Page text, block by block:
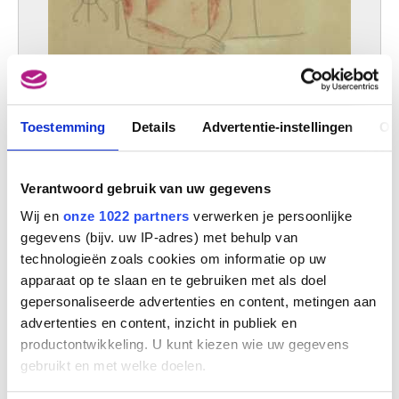
Toestemming Details Advertentie-instellingen
Verantwoord gebruik van uw gegevens
Wij en onze 1022 partners verwerken je persoonlijke
gegevens (bijv. uw IP-adres) met behulp van
technologieën zoals cookies om informatie op uw
apparaat op te slaan en te gebruiken met als doel
gepersonaliseerde advertenties en content, metingen aan
advertenties en content, inzicht in publiek en
productontwikkeling. U kunt kiezen wie uw gegevens
gebruikt en met welke doelen.
München (Duitsland) 1941
Lier 1901 - Terhulpen 1992
Dasveldt Jan
Amsterdam (Nederland) 1770 - 1855
Daubigny Charles-François
Parijs (Frankrijk) 1817 - 1878
Bitche, Moselle (Frankrijk) 1864 - Nancy, Meurthe-et-Moselle (Frankrijk)
1930
Daum Frères [LOANed Artworks]
Nancy, Meurthe-et-Moselle (Frankrijk) 1878 -
David Gerard
Oudewater (Nederland) ca. 1459 - Brugge 1523
David Jacques-Louis
Parijs (Frankrijk) 1748 - Brussel 1825
David d'Angers Pierre-Jean
Zittend meisje
Gustave de Smet